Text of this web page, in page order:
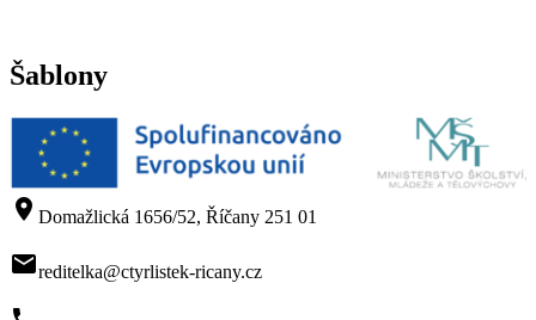
Šablony
room Domažlická 1656/52, Říčany 251 01
mailreditelka@ctyrlistek-ricany.cz